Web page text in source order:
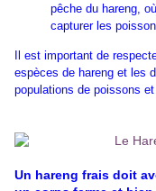
pêche du hareng,
capturer les
Il est important de
espèces de hareng et les
populations de poissons
Un hareng frais doit